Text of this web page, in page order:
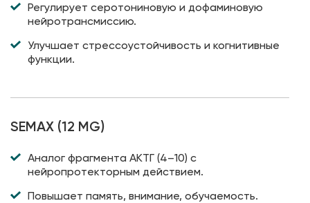
Регулирует серотониновую и дофаминовую
нейротрансмиссию.
Улучшает стрессоустойчивость и когнитивные
функции.
SEMAX (12 MG)
Аналог фрагмента АКТГ (4–10) с
нейропротекторным действием.
Повышает память, внимание, обучаемость.